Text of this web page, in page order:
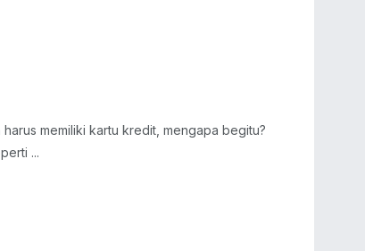
memiliki kartu kredit, mengapa begitu?
...